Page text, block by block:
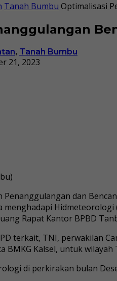
Tanah Bumbu Optimalisasi
, Tanah Bumbu
21, 2023
Penanggulangan dan
menghadapi
Rapat Kantor BPBD
terkait, TNI, perwakilan
BMKG Kalsel, untuk
di perkirakan bulan